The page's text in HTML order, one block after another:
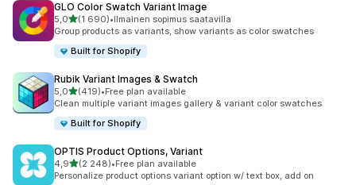
GLO Color Swatch Variant Image
5,0/ 5 tähteä
(1 690)
1690 arvostelua yhteensä
•Ilmainen sopimus saatavilla
Group products as variants, show variants as color swatches
Built for Shopify
Rubik Variant Images & Swatch
5,0/ 5 tähteä
(419)
419 arvostelua yhteensä
•Free plan available
Clean multiple variant images gallery & variant color swatches
Built for Shopify
OPTIS Product Options, Variant
4,9/ 5 tähteä
(2 248)
2248 arvostelua yhteensä
•Free plan available
Personalize product options variant option w/ text box, add on